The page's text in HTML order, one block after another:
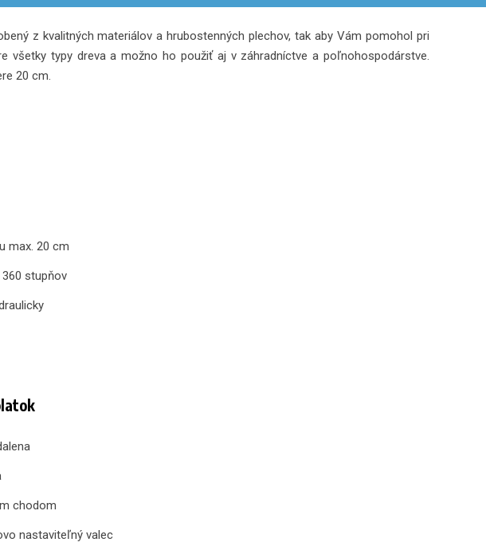
z kvalitných materiálov a hrubostenných plechov, tak aby Vám pomohol pri
všetky typy dreva a možno ho použiť aj v záhradníctve a poľnohospodárstve.
20 cm.
max. 20 cm
stupňov
La Magdalena
zábrana
s reverzným chodom
výškovo nastaviteľný valec